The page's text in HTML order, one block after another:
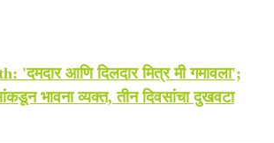
'दमदार आणि दिलदार मित्र मी गमावला';
भावना व्यक्त, तीन दिवसांचा दुखवटा